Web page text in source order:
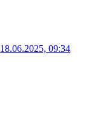
18.06.2025, 09:34